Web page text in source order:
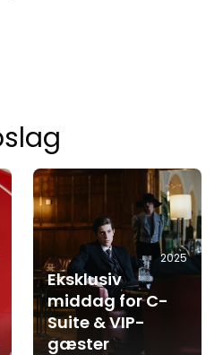
2025
Eksklusiv
middag for C-
Suite & VIP-
gæster